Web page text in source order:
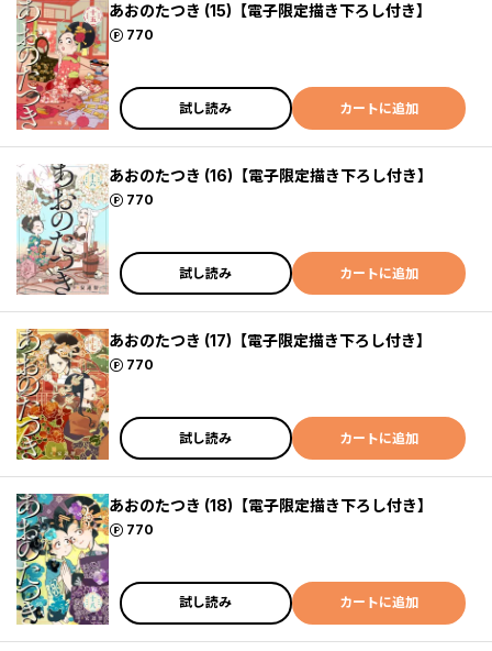
あおのたつき (15)【電子限定描き下ろし付き】
770
ポイント
試し読み カートに追加
あおのたつき (16)【電子限定描き下ろし付き】
770
ポイント
試し読み カートに追加
あおのたつき (17)【電子限定描き下ろし付き】
770
ポイント
試し読み カートに追加
あおのたつき (18)【電子限定描き下ろし付き】
770
ポイント
試し読み カートに追加